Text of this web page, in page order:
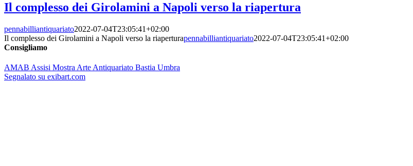
Il complesso dei Girolamini a Napoli verso la riapertura
pennabilliantiquariato2022-07-04T23:05:41+02:00
Il complesso dei Girolamini a Napoli verso la riaperturapennabilliantiquariato2022-07-04T23:05:41+02:00
Consigliamo
AMAB Assisi Mostra Arte Antiquariato Bastia Umbra
Segnalato su exibart.com